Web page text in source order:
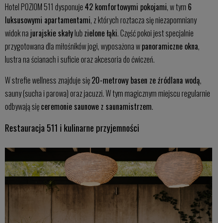
Hotel POZIOM 511 dysponuje 42 komfortowymi pokojami, w tym 6
luksusowymi apartamentami, z których roztacza się niezapomniany
widok na jurajskie skałylub zielone łąki. Część pokoi jest specjalnie
przygotowana dla miłośników jogi, wyposażona wpanoramiczne okna,
lustra na ścianach i suficie oraz akcesoria do ćwiczeń.
W strefie wellness znajduje się20-metrowy basen ze źródlana wodą,
sauny (sucha i parowa) oraz jacuzzi. W tym magicznym miejscu regularnie
odbywają sięceremonie saunowe z saunamistrzem.
Restauracja 511 i kulinarne przyjemności